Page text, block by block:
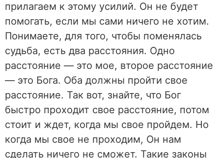
прилагаем к этому усилий. Он не будет
помогать, если мы сами ничего не хотим.
Понимаете, для того, чтобы поменялась
судьба, есть два расстояния. Одно
расстояние — это мое, второе расстояние
— это Бога. Оба должны пройти свое
расстояние. Так вот, знайте, что Бог
быстро проходит свое расстояние, потом
стоит и ждет, когда мы свое пройдем. Но
когда мы свое не проходим, Он нам
сделать ничего не сможет. Такие законы